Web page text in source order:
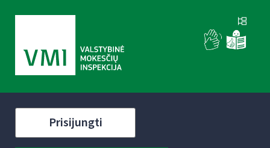
Prisijungti